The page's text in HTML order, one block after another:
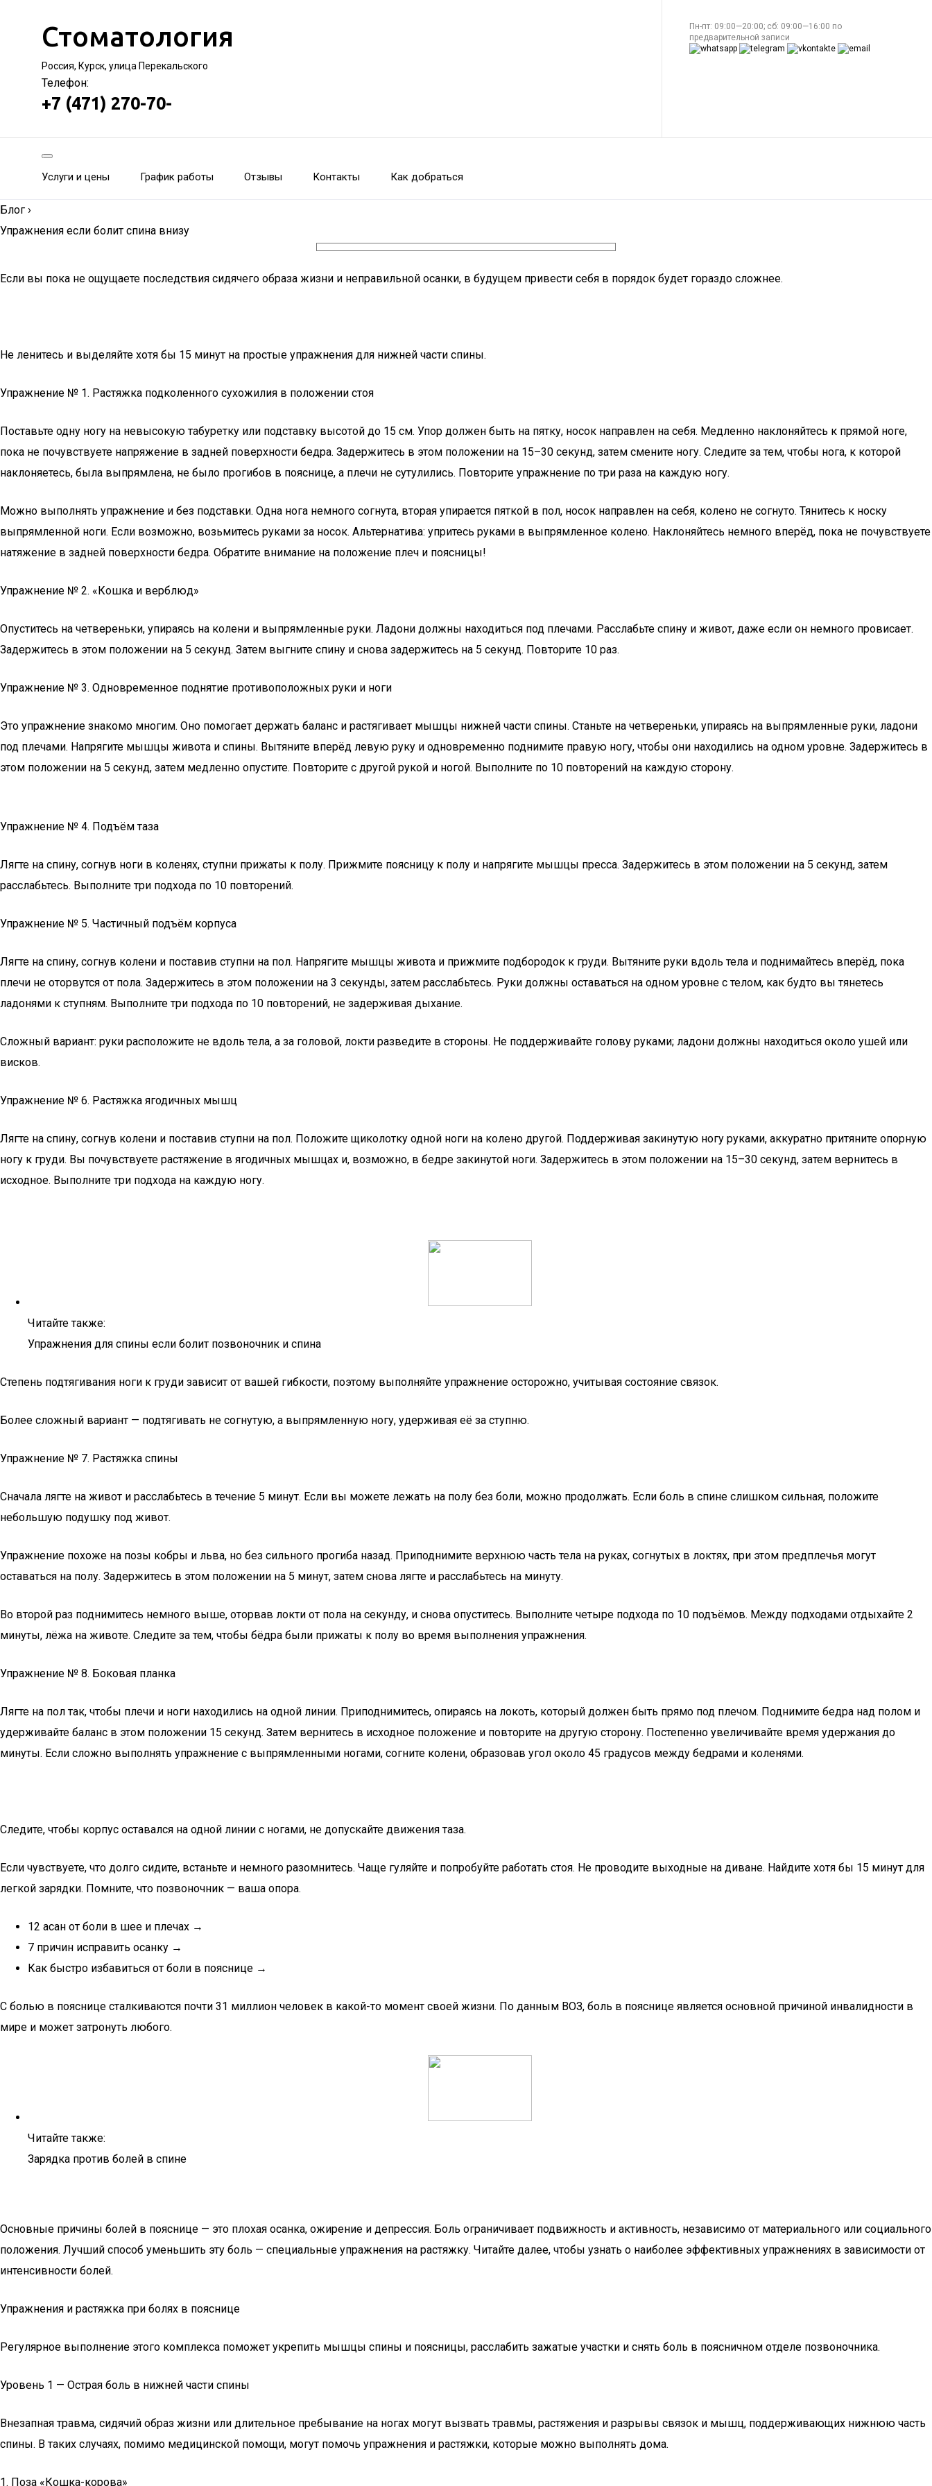
Стоматология
Россия, Курск, улица Перекальского
Телефон:
+7 (471) 270-70-
Пн-пт: 09:00—20:00; сб: 09:00—16:00 по
предварительной записи
Услуги и цены График работы Отзывы Контакты Как добраться
Блог ›
Упражнения если болит спина внизу
Если вы пока не ощущаете последствия сидячего образа жизни и неправильной осанки, в будущем привести себя в порядок будет гораздо сложнее.
Не ленитесь и выделяйте хотя бы 15 минут на простые упражнения для нижней части спины.
Упражнение № 1. Растяжка подколенного сухожилия в положении стоя
Поставьте одну ногу на невысокую табуретку или подставку высотой до 15 см. Упор должен быть на пятку, носок направлен на себя. Медленно наклоняйтесь к прямой ноге,
пока не почувствуете напряжение в задней поверхности бедра. Задержитесь в этом положении на 15–30 секунд, затем смените ногу. Следите за тем, чтобы нога, к которой
наклоняетесь, была выпрямлена, не было прогибов в пояснице, а плечи не сутулились. Повторите упражнение по три раза на каждую ногу.
Можно выполнять упражнение и без подставки. Одна нога немного согнута, вторая упирается пяткой в пол, носок направлен на себя, колено не согнуто. Тянитесь к носку
выпрямленной ноги. Если возможно, возьмитесь руками за носок. Альтернатива: упритесь руками в выпрямленное колено. Наклоняйтесь немного вперёд, пока не почувствуете
натяжение в задней поверхности бедра. Обратите внимание на положение плеч и поясницы!
Упражнение № 2. «Кошка и верблюд»
Опуститесь на четвереньки, упираясь на колени и выпрямленные руки. Ладони должны находиться под плечами. Расслабьте спину и живот, даже если он немного провисает.
Задержитесь в этом положении на 5 секунд. Затем выгните спину и снова задержитесь на 5 секунд. Повторите 10 раз.
Упражнение № 3. Одновременное поднятие противоположных руки и ноги
Это упражнение знакомо многим. Оно помогает держать баланс и растягивает мышцы нижней части спины. Станьте на четвереньки, упираясь на выпрямленные руки, ладони
под плечами. Напрягите мышцы живота и спины. Вытяните вперёд левую руку и одновременно поднимите правую ногу, чтобы они находились на одном уровне. Задержитесь в
этом положении на 5 секунд, затем медленно опустите. Повторите с другой рукой и ногой. Выполните по 10 повторений на каждую сторону.
Упражнение № 4. Подъём таза
Лягте на спину, согнув ноги в коленях, ступни прижаты к полу. Прижмите поясницу к полу и напрягите мышцы пресса. Задержитесь в этом положении на 5 секунд, затем
расслабьтесь. Выполните три подхода по 10 повторений.
Упражнение № 5. Частичный подъём корпуса
Лягте на спину, согнув колени и поставив ступни на пол. Напрягите мышцы живота и прижмите подбородок к груди. Вытяните руки вдоль тела и поднимайтесь вперёд, пока
плечи не оторвутся от пола. Задержитесь в этом положении на 3 секунды, затем расслабьтесь. Руки должны оставаться на одном уровне с телом, как будто вы тянетесь
ладонями к ступням. Выполните три подхода по 10 повторений, не задерживая дыхание.
Сложный вариант: руки расположите не вдоль тела, а за головой, локти разведите в стороны. Не поддерживайте голову руками; ладони должны находиться около ушей или
висков.
Упражнение № 6. Растяжка ягодичных мышц
Лягте на спину, согнув колени и поставив ступни на пол. Положите щиколотку одной ноги на колено другой. Поддерживая закинутую ногу руками, аккуратно притяните опорную
ногу к груди. Вы почувствуете растяжение в ягодичных мышцах и, возможно, в бедре закинутой ноги. Задержитесь в этом положении на 15–30 секунд, затем вернитесь в
исходное. Выполните три подхода на каждую ногу.
Читайте также:
Упражнения для спины если болит позвоночник и спина
Степень подтягивания ноги к груди зависит от вашей гибкости, поэтому выполняйте упражнение осторожно, учитывая состояние связок.
Более сложный вариант — подтягивать не согнутую, а выпрямленную ногу, удерживая её за ступню.
Упражнение № 7. Растяжка спины
Сначала лягте на живот и расслабьтесь в течение 5 минут. Если вы можете лежать на полу без боли, можно продолжать. Если боль в спине слишком сильная, положите
небольшую подушку под живот.
Упражнение похоже на позы кобры и льва, но без сильного прогиба назад. Приподнимите верхнюю часть тела на руках, согнутых в локтях, при этом предплечья могут
оставаться на полу. Задержитесь в этом положении на 5 минут, затем снова лягте и расслабьтесь на минуту.
Во второй раз поднимитесь немного выше, оторвав локти от пола на секунду, и снова опуститесь. Выполните четыре подхода по 10 подъёмов. Между подходами отдыхайте 2
минуты, лёжа на животе. Следите за тем, чтобы бёдра были прижаты к полу во время выполнения упражнения.
Упражнение № 8. Боковая планка
Лягте на пол так, чтобы плечи и ноги находились на одной линии. Приподнимитесь, опираясь на локоть, который должен быть прямо под плечом. Поднимите бедра над полом и
удерживайте баланс в этом положении 15 секунд. Затем вернитесь в исходное положение и повторите на другую сторону. Постепенно увеличивайте время удержания до
минуты. Если сложно выполнять упражнение с выпрямленными ногами, согните колени, образовав угол около 45 градусов между бедрами и коленями.
Следите, чтобы корпус оставался на одной линии с ногами, не допускайте движения таза.
Если чувствуете, что долго сидите, встаньте и немного разомнитесь. Чаще гуляйте и попробуйте работать стоя. Не проводите выходные на диване. Найдите хотя бы 15 минут для
легкой зарядки. Помните, что позвоночник — ваша опора.
12 асан от боли в шее и плечах →
7 причин исправить осанку →
Как быстро избавиться от боли в пояснице →
С болью в пояснице сталкиваются почти 31 миллион человек в какой-то момент своей жизни. По данным ВОЗ, боль в пояснице является основной причиной инвалидности в
мире и может затронуть любого.
Читайте также:
Зарядка против болей в спине
Основные причины болей в пояснице — это плохая осанка, ожирение и депрессия. Боль ограничивает подвижность и активность, независимо от материального или социального
положения. Лучший способ уменьшить эту боль — специальные упражнения на растяжку. Читайте далее, чтобы узнать о наиболее эффективных упражнениях в зависимости от
интенсивности болей.
Упражнения и растяжка при болях в пояснице
Регулярное выполнение этого комплекса поможет укрепить мышцы спины и поясницы, расслабить зажатые участки и снять боль в поясничном отделе позвоночника.
Уровень 1 — Острая боль в нижней части спины
Внезапная травма, сидячий образ жизни или длительное пребывание на ногах могут вызвать травмы, растяжения и разрывы связок и мышц, поддерживающих нижнюю часть
спины. В таких случаях, помимо медицинской помощи, могут помочь упражнения и растяжки, которые можно выполнять дома.
1. Поза «Кошка-корова»